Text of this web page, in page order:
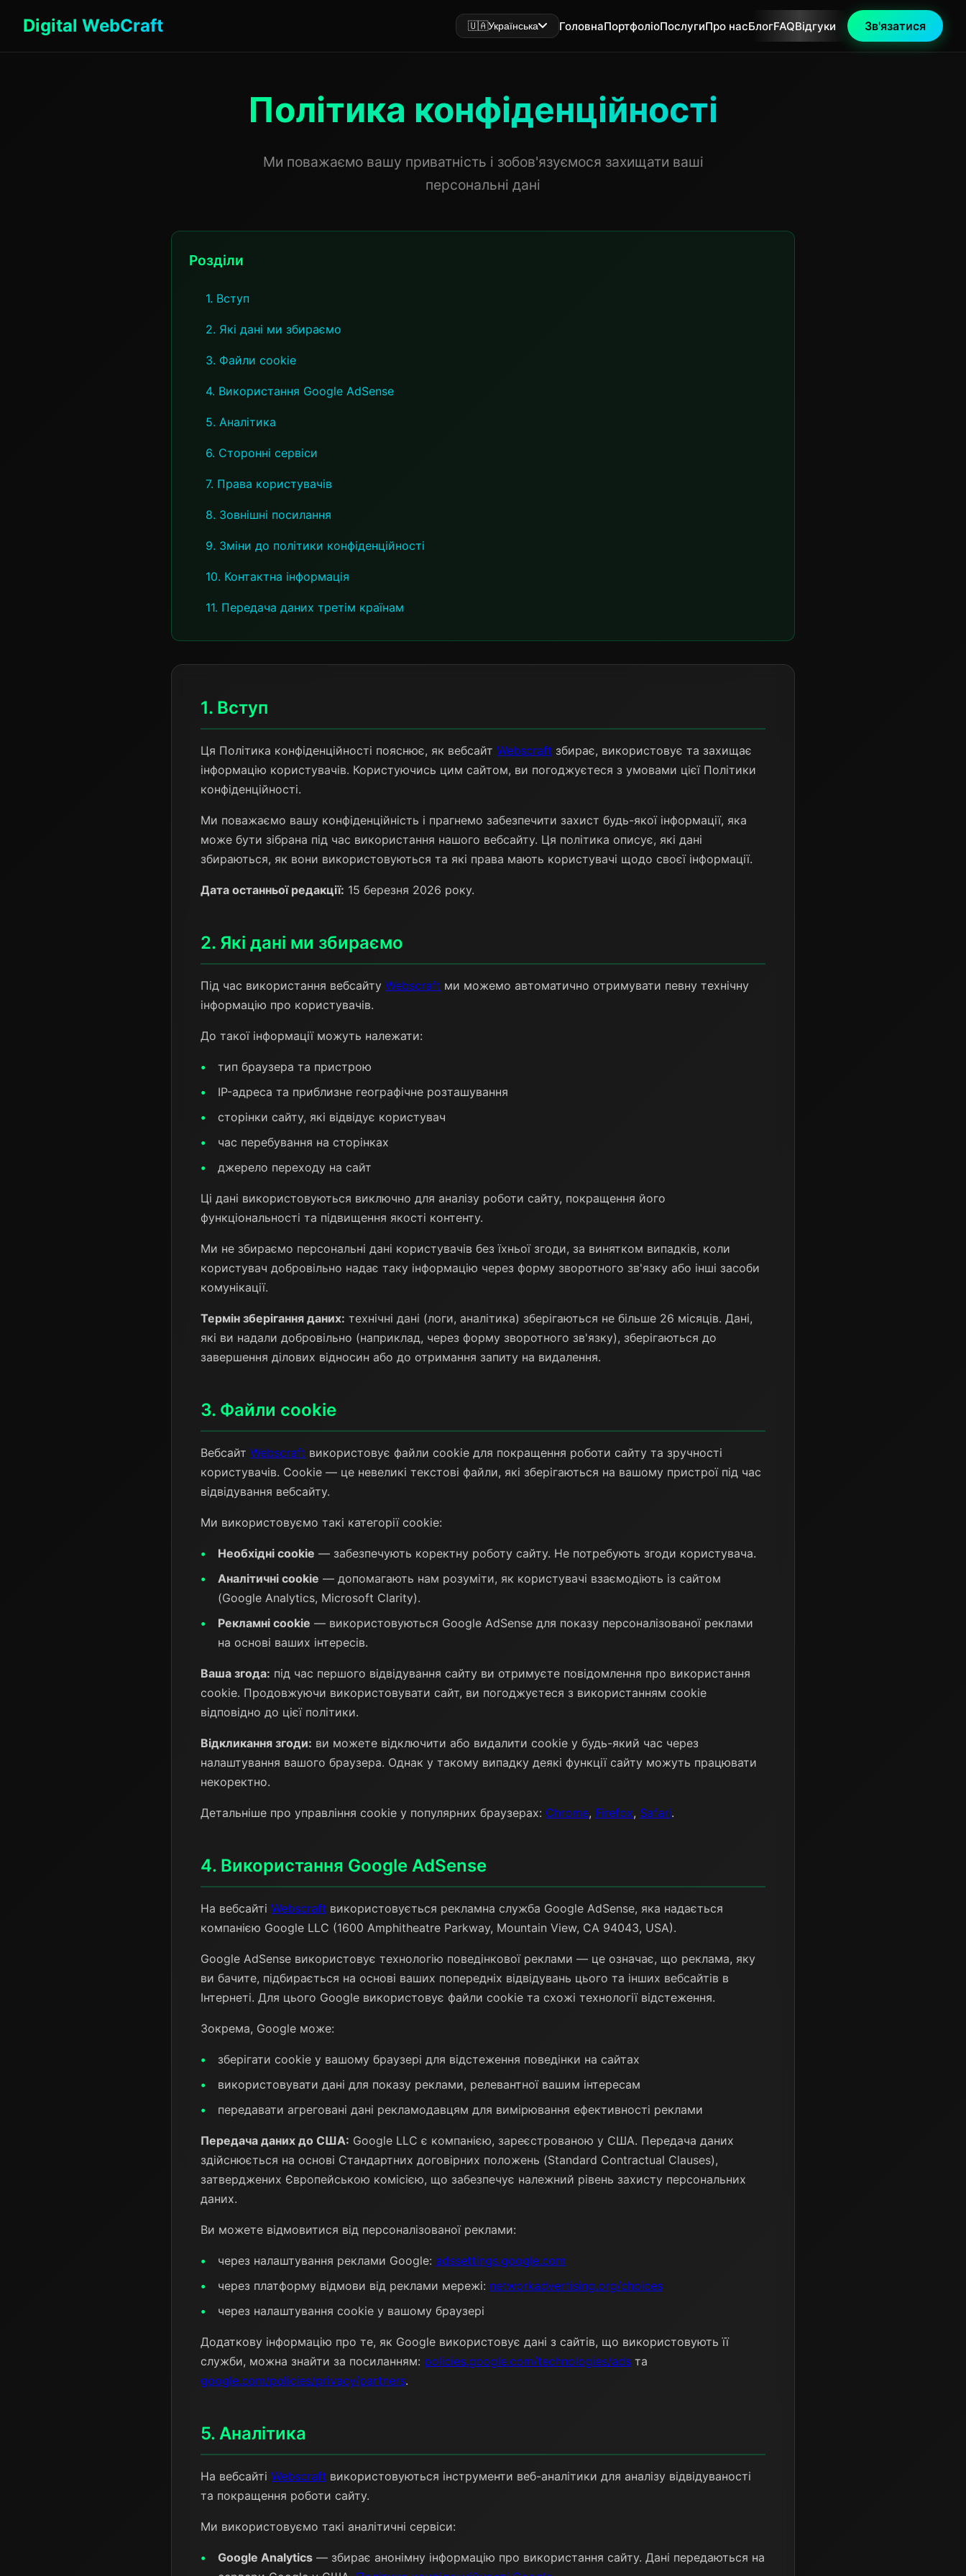
Digital WebCraft 🇺🇦Українська ГоловнаПортфоліоПослугиПро насБлогFAQВідгуки Зв'язатися
Політика конфіденційності
Ми поважаємо вашу приватність і зобов'язуємося захищати ваші
персональні дані
Розділи
1. Вступ
2. Які дані ми збираємо
3. Файли cookie
4. Використання Google AdSense
5. Аналітика
6. Сторонні сервіси
7. Права користувачів
8. Зовнішні посилання
9. Зміни до політики конфіденційності
10. Контактна інформація
11. Передача даних третім країнам
1. Вступ
Ця Політика конфіденційності пояснює, як вебсайт Webscraft збирає, використовує та захищає
інформацію користувачів. Користуючись цим сайтом, ви погоджуєтеся з умовами цієї Політики
конфіденційності.
Ми поважаємо вашу конфіденційність і прагнемо забезпечити захист будь-якої інформації, яка
може бути зібрана під час використання нашого вебсайту. Ця політика описує, які дані
збираються, як вони використовуються та які права мають користувачі щодо своєї інформації.
Дата останньої редакції: 15 березня 2026 року.
2. Які дані ми збираємо
Під час використання вебсайту Webscraft ми можемо автоматично отримувати певну технічну
інформацію про користувачів.
До такої інформації можуть належати:
тип браузера та пристрою
IP-адреса та приблизне географічне розташування
сторінки сайту, які відвідує користувач
час перебування на сторінках
джерело переходу на сайт
Ці дані використовуються виключно для аналізу роботи сайту, покращення його
функціональності та підвищення якості контенту.
Ми не збираємо персональні дані користувачів без їхньої згоди, за винятком випадків, коли
користувач добровільно надає таку інформацію через форму зворотного зв'язку або інші засоби
комунікації.
Термін зберігання даних: технічні дані (логи, аналітика) зберігаються не більше 26 місяців. Дані,
які ви надали добровільно (наприклад, через форму зворотного зв'язку), зберігаються до
завершення ділових відносин або до отримання запиту на видалення.
3. Файли cookie
Вебсайт Webscraft використовує файли cookie для покращення роботи сайту та зручності
користувачів. Cookie — це невеликі текстові файли, які зберігаються на вашому пристрої під час
відвідування вебсайту.
Ми використовуємо такі категорії cookie:
Необхідні cookie — забезпечують коректну роботу сайту. Не потребують згоди користувача.
Аналітичні cookie — допомагають нам розуміти, як користувачі взаємодіють із сайтом
(Google Analytics, Microsoft Clarity).
Рекламні cookie — використовуються Google AdSense для показу персоналізованої реклами
на основі ваших інтересів.
Ваша згода: під час першого відвідування сайту ви отримуєте повідомлення про використання
cookie. Продовжуючи використовувати сайт, ви погоджуєтеся з використанням cookie
відповідно до цієї політики.
Відкликання згоди: ви можете відключити або видалити cookie у будь-який час через
налаштування вашого браузера. Однак у такому випадку деякі функції сайту можуть працювати
некоректно.
Детальніше про управління cookie у популярних браузерах: Chrome, Firefox, Safari.
4. Використання Google AdSense
На вебсайті Webscraft використовується рекламна служба Google AdSense, яка надається
компанією Google LLC (1600 Amphitheatre Parkway, Mountain View, CA 94043, USA).
Google AdSense використовує технологію поведінкової реклами — це означає, що реклама, яку
ви бачите, підбирається на основі ваших попередніх відвідувань цього та інших вебсайтів в
Інтернеті. Для цього Google використовує файли cookie та схожі технології відстеження.
Зокрема, Google може:
зберігати cookie у вашому браузері для відстеження поведінки на сайтах
використовувати дані для показу реклами, релевантної вашим інтересам
передавати агреговані дані рекламодавцям для вимірювання ефективності реклами
Передача даних до США: Google LLC є компанією, зареєстрованою у США. Передача даних
здійснюється на основі Стандартних договірних положень (Standard Contractual Clauses),
затверджених Європейською комісією, що забезпечує належний рівень захисту персональних
даних.
Ви можете відмовитися від персоналізованої реклами:
через налаштування реклами Google: adssettings.google.com
через платформу відмови від реклами мережі: networkadvertising.org/choices
через налаштування cookie у вашому браузері
Додаткову інформацію про те, як Google використовує дані з сайтів, що використовують її
служби, можна знайти за посиланням: policies.google.com/technologies/ads та
google.com/policies/privacy/partners.
5. Аналітика
На вебсайті Webscraft використовуються інструменти веб-аналітики для аналізу відвідуваності
та покращення роботи сайту.
Ми використовуємо такі аналітичні сервіси:
Google Analytics — збирає анонімну інформацію про використання сайту. Дані передаються на